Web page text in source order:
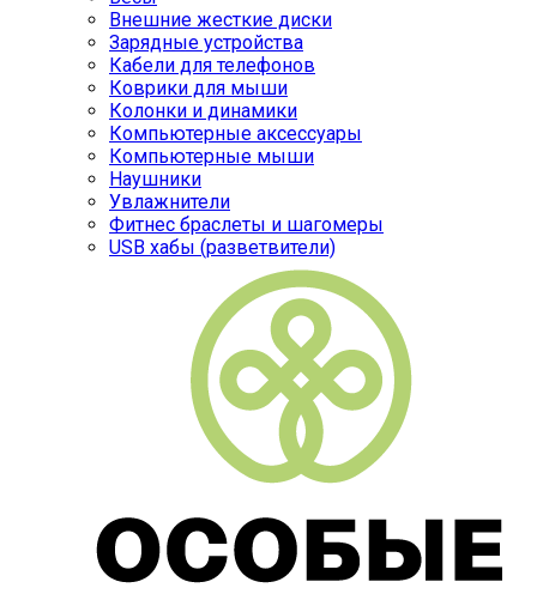
Внешние жесткие диски
Зарядные устройства
Кабели для телефонов
Коврики для мыши
Колонки и динамики
Компьютерные аксессуары
Компьютерные мыши
Наушники
Увлажнители
Фитнес браслеты и шагомеры
USB хабы (разветвители)